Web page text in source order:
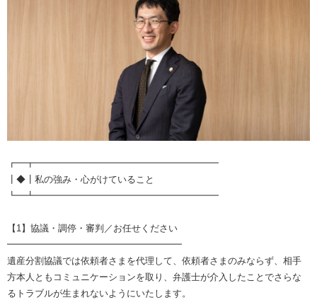
┏━┳━━━━━━━━━━━━━━━━━━━━
┃◆┃私の強み・心がけていること
┗━┻━━━━━━━━━━━━━━━━━━━━
【1】協議・調停・審判／お任せください
━━━━━━━━━━━━━━━━━━━
遺産分割協議では依頼者さまを代理して、依頼者さまのみならず、相手
方本人ともコミュニケーションを取り、弁護士が介入したことでさらな
るトラブルが生まれないようにいたします。